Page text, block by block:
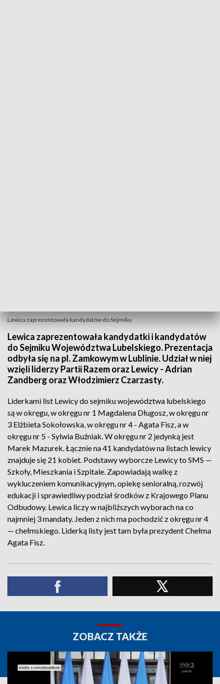
Lewica zaprezentowała kandydatów do Sejmiku
Lewica zaprezentowała kandydatki i kandydatów
do Sejmiku Województwa Lubelskiego. Prezentacja
odbyła się na pl. Zamkowym w Lublinie. Udział w niej
wzięli liderzy Partii Razem oraz Lewicy - Adrian
Zandberg oraz Włodzimierz Czarzasty.
Liderkami list Lewicy do sejmiku województwa lubelskiego
są w okręgu, w okręgu nr 1 Magdalena Długosz, w okręgu nr
3 Elżbieta Sokołowska, w okręgu nr 4 - Agata Fisz, a w
okręgu nr 5 - Sylwia Buźniak. W okręgu nr 2 jedynką jest
Marek Mazurek. Łącznie na 41 kandydatów na listach lewicy
znajduje się 21 kobiet. Podstawy wyborcze Lewicy to SMS —
Szkoły, Mieszkania i Szpitale. Zapowiadają walkę z
wykluczeniem komunikacyjnym, opiekę senioralną, rozwój
edukacji i sprawiedliwy podział środków z Krajowego Planu
Odbudowy. Lewica liczy w najbliższych wyborach na co
najmniej 3 mandaty. Jeden z nich ma pochodzić z okręgu nr 4
— chełmskiego. Liderką listy jest tam była prezydent Chełma
Agata Fisz.
ZOBACZ TAKŻE